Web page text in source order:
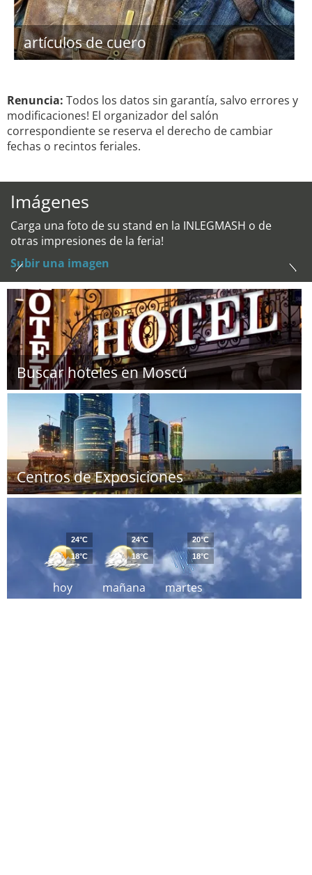
artículos de cuero
Renuncia: Todos los datos sin garantía, salvo errores y
modificaciones! El organizador del salón
correspondiente se reserva el derecho de cambiar
fechas o recintos feriales.
Imágenes
Carga una foto de su stand en la INLEGMASH o de
otras impresiones de la feria!
Subir una imagen
Buscar hoteles en Moscú
Centros de Exposiciones
hoy
24°C
18°C
mañana
24°C
18°C
martes
20°C
18°C